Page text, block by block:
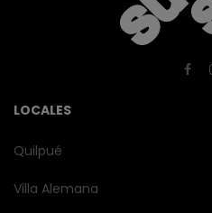
LOCALES
Quilpué
Villa Alemana